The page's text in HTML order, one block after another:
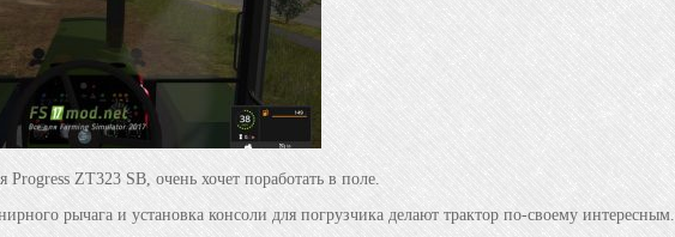
ZT323 SB, очень хочет поработать в поле.
рычага и установка консоли для погрузчика делают трактор по-своему интересным.